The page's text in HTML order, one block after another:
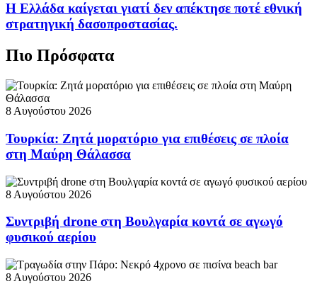
Η Ελλάδα καίγεται γιατί δεν απέκτησε ποτέ εθνική
στρατηγική δασοπροστασίας.
Πιο Πρόσφατα
8 Αυγούστου 2026
Τουρκία: Ζητά μορατόριο για επιθέσεις σε πλοία
στη Μαύρη Θάλασσα
8 Αυγούστου 2026
Συντριβή drone στη Βουλγαρία κοντά σε αγωγό
φυσικού αερίου
8 Αυγούστου 2026